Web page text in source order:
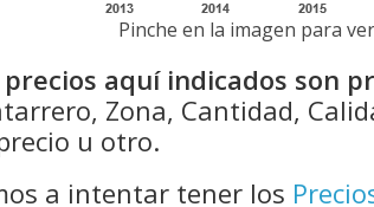
Pinche en la imagen para
precios aquí indicados son
Zona, Cantidad,
u otro.
a intentar tener los